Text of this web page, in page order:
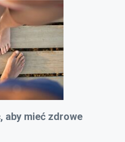
aby mieć zdrowe